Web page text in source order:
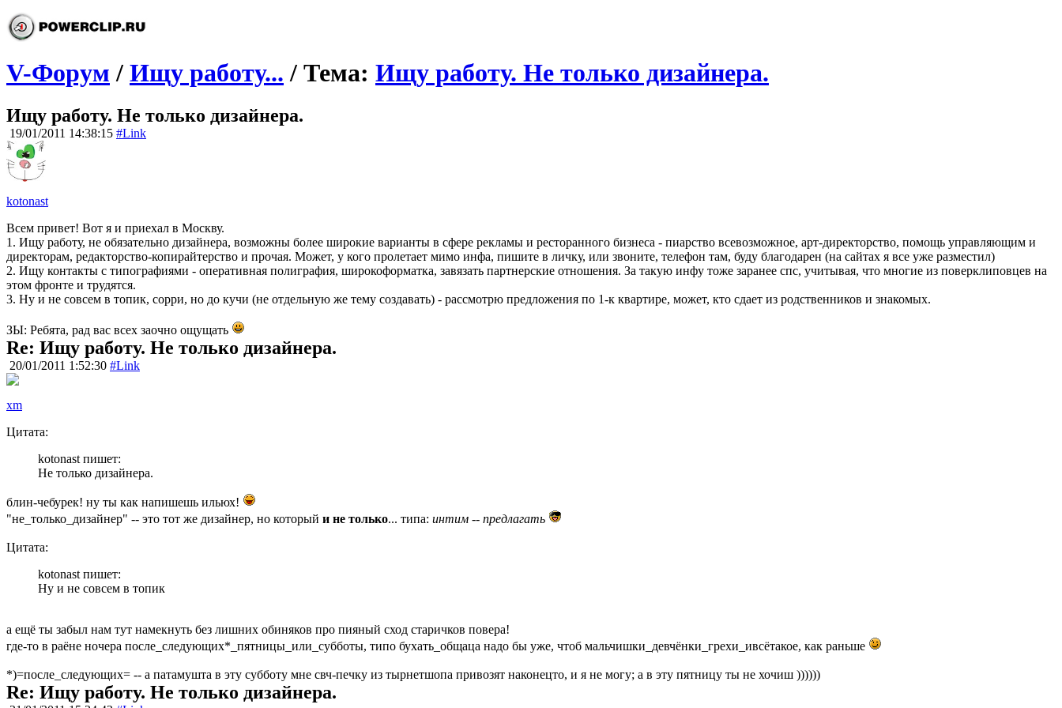
V-Форум / Ищу работу... / Тема: Ищу работу. Не только дизайнера.
Ищу работу. Не только дизайнера.
19/01/2011 14:38:15 #Link
kotonast
Всем привет! Вот я и приехал в Москву.
1. Ищу работу, не обязательно дизайнера, возможны более широкие варианты в сфере рекламы и ресторанного бизнеса - пиарство всевозможное, арт-директорство, помощь управляющим и
директорам, редакторство-копирайтерство и прочая. Может, у кого пролетает мимо инфа, пишите в личку, или звоните, телефон там, буду благодарен (на сайтах я все уже разместил)
2. Ищу контакты с типографиями - оперативная полиграфия, широкоформатка, завязать партнерские отношения. За такую инфу тоже заранее спс, учитывая, что многие из поверклиповцев на
этом фронте и трудятся.
3. Ну и не совсем в топик, сорри, но до кучи (не отдельную же тему создавать) - рассмотрю предложения по 1-к квартире, может, кто сдает из родственников и знакомых.
ЗЫ: Ребята, рад вас всех заочно ощущать
Re: Ищу работу. Не только дизайнера.
20/01/2011 1:52:30 #Link
xm
Цитата:
kotonast пишет:
Не только дизайнера.
блин-чебурек! ну ты как напишешь ильюх!
"не_только_дизайнер" -- это тот же дизайнер, но который и не только... типа: интим -- предлагать
Цитата:
kotonast пишет:
Ну и не совсем в топик
а ещё ты забыл нам тут намекнуть без лишних обиняков про пияный сход старичков повера!
где-то в раёне ночера после_следующих*_пятницы_или_субботы, типо бухать_общаца надо бы уже, чтоб мальчишки_девчёнки_грехи_ивсётакое, как раньше
*)=после_следующих= -- а патамушта в эту субботу мне свч-печку из тырнетшопа привозят наконецто, и я не могу; а в эту пятницу ты не хочиш ))))))
Re: Ищу работу. Не только дизайнера.